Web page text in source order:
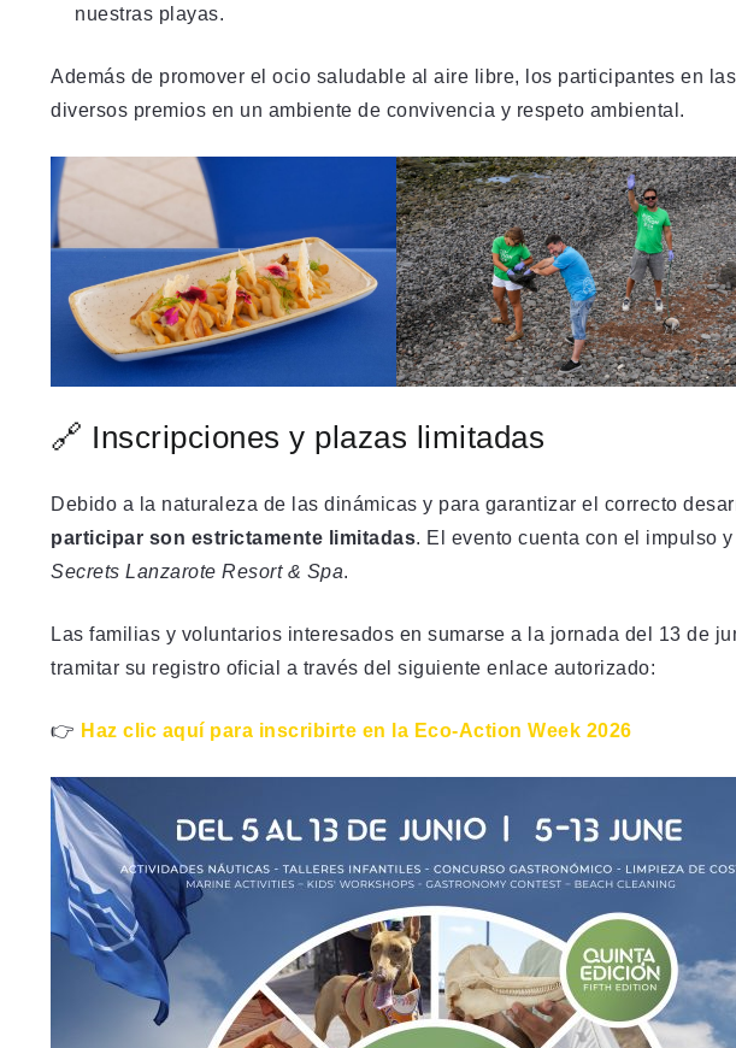
nuestras playas.
Además de promover el ocio saludable al aire libre, los participantes en
diversos premios en un ambiente de convivencia y respeto ambiental.
🔗 Inscripciones y plazas limitadas
Debido a la naturaleza de las dinámicas y para garantizar el correcto
participar son estrictamente limitadas. El evento cuenta con el impulso
Secrets Lanzarote Resort & Spa.
Las familias y voluntarios interesados en sumarse a la jornada del 13 de
tramitar su registro oficial a través del siguiente enlace autorizado:
👉 Haz clic aquí para inscribirte en la Eco-Action Week 2026